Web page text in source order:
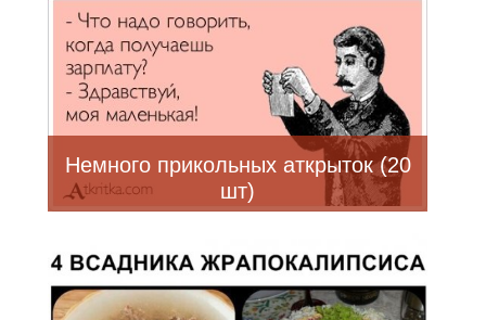
Немного прикольных аткрыток (20
шт)